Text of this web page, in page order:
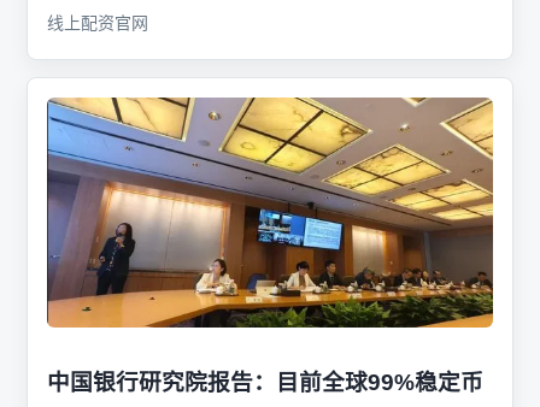
线上配资官网
中国银行研究院报告：目前全球99%稳定币